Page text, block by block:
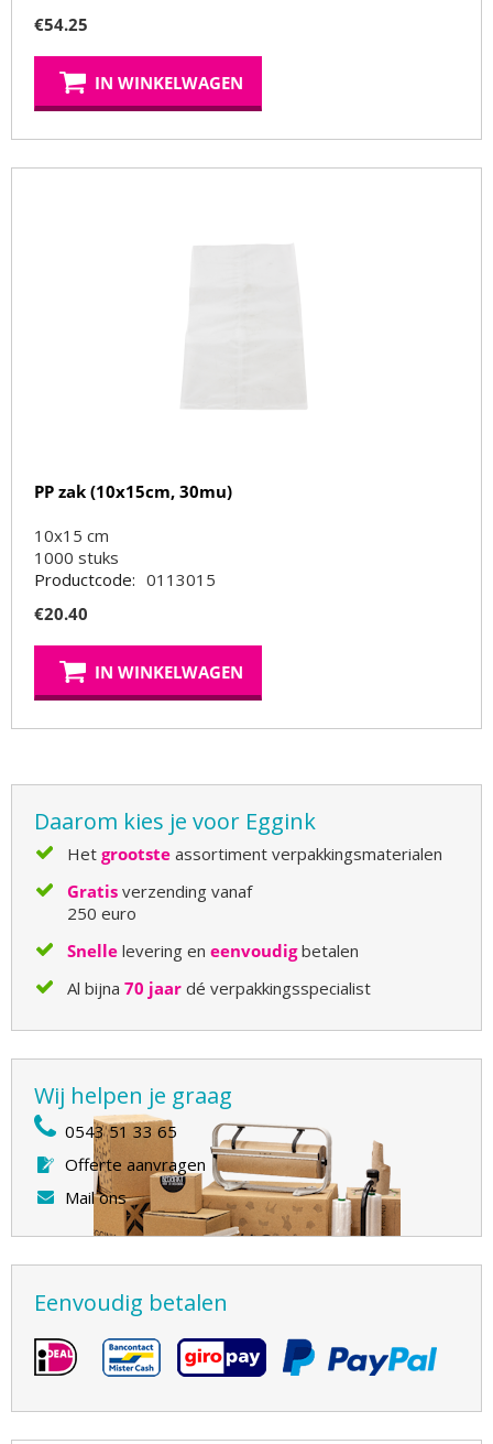
€54.25
IN WINKELWAGEN
PP zak (10x15cm, 30mu)
10x15 cm
1000 stuks
Productcode: 0113015
€20.40
IN WINKELWAGEN
Daarom kies je voor Eggink
Het grootste assortiment verpakkingsmaterialen
Gratis verzending vanaf
250 euro
Snelle levering en eenvoudigbetalen
Al bijna 70 jaar dé verpakkingsspecialist
Wij helpen je graag
0543 51 33 65
Offerte aanvragen
Mail ons
Eenvoudig betalen